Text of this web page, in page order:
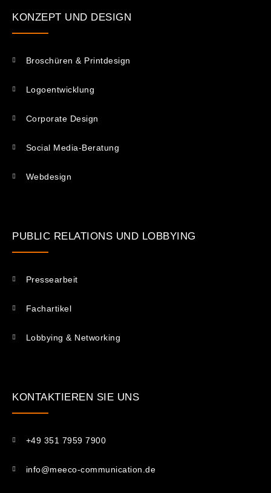
KONZEPT UND DESIGN
Broschüren & Printdesign
Logoentwicklung
Corporate Design
Social Media-Beratung
Webdesign
PUBLIC RELATIONS UND LOBBYING
Pressearbeit
Fachartikel
Lobbying & Networking
KONTAKTIEREN SIE UNS​
+49 351 7959 7900
info@meeco-communication.de